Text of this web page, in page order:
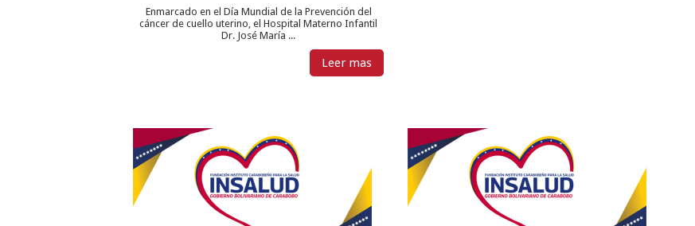
Enmarcado en el Día Mundial de la Prevención del
cáncer de cuello uterino, el Hospital Materno Infantil
Dr. José María ...
Leer mas